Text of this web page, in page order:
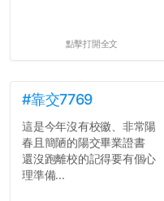
點擊打開全文
#靠交7769
這是今年沒有校徽、非常陽
春且簡陋的陽交畢業證書
還沒跑離校的記得要有個心
理準備...